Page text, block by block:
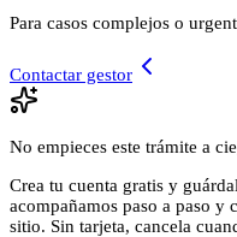
Para casos complejos o
Contactar gestor
No empieces este trámite a
Crea tu cuenta gratis y
acompañamos paso a paso y
sitio. Sin tarjeta, cancela